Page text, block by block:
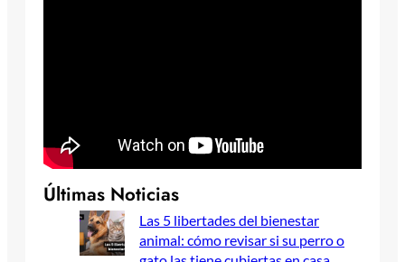
Últimas Noticias
Las 5 libertades del bienestar
animal: cómo revisar si su perro o